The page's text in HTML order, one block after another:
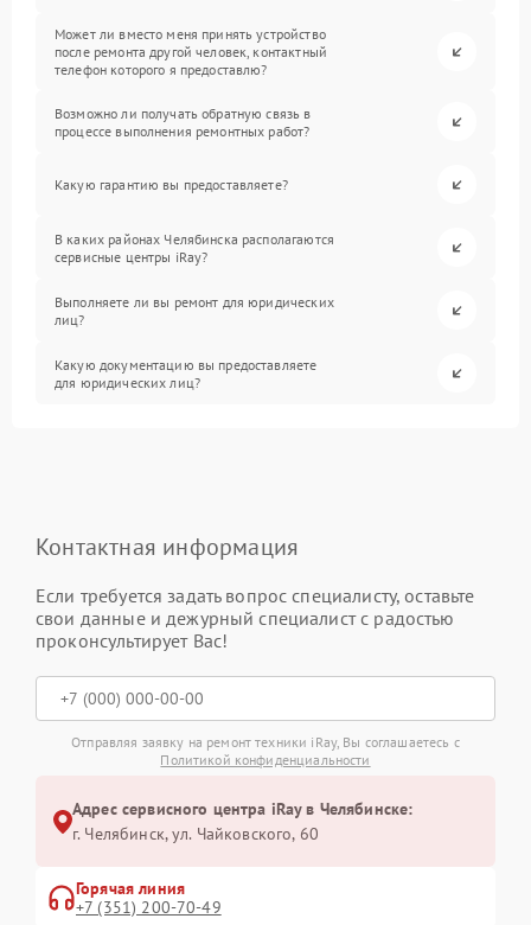
Может ли вместо меня принять устройство
после ремонта другой человек, контактный
телефон которого я предоставлю?
Возможно ли получать обратную связь в
процессе выполнения ремонтных работ?
Какую гарантию вы предоставляете?
В каких районах Челябинска располагаются
сервисные центры iRay?
Выполняете ли вы ремонт для юридических
лиц?
Какую документацию вы предоставляете
для юридических лиц?
Контактная информация
Если требуется задать вопрос специалисту, оставьте
свои данные и дежурный специалист с радостью
проконсультирует Вас!
Отправляя заявку на ремонт техники iRay, Вы соглашаетесь с
Политикой конфиденциальности
Адрес сервисного центра iRay в Челябинске:
г. Челябинск, ул. Чайковского, 60
Горячая линия
+7 (351) 200-70-49